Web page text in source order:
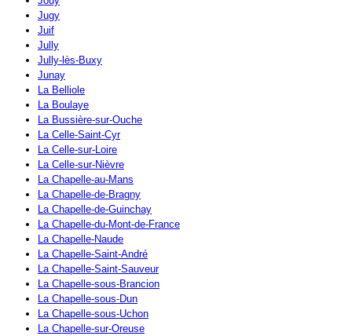
Jugy
Juif
Jully
Jully-lès-Buxy
Junay
La Belliole
La Boulaye
La Bussière-sur-Ouche
La Celle-Saint-Cyr
La Celle-sur-Loire
La Celle-sur-Nièvre
La Chapelle-au-Mans
La Chapelle-de-Bragny
La Chapelle-de-Guinchay
La Chapelle-du-Mont-de-France
La Chapelle-Naude
La Chapelle-Saint-André
La Chapelle-Saint-Sauveur
La Chapelle-sous-Brancion
La Chapelle-sous-Dun
La Chapelle-sous-Uchon
La Chapelle-sur-Oreuse